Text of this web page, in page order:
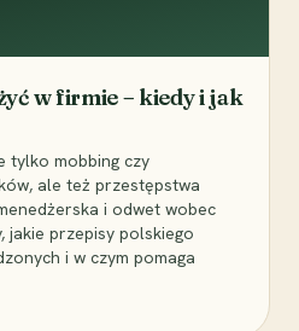
w firmie – kiedy i jak
tylko mobbing czy
ale też przestępstwa
i odwet wobec
jakie przepisy polskiego
i w czym pomaga